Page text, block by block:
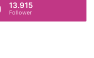
13.915
Follower